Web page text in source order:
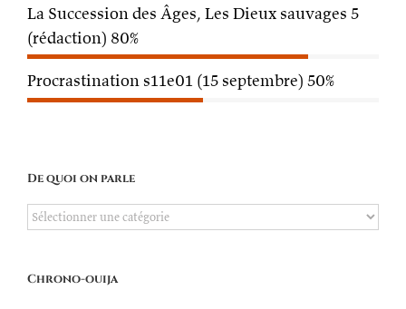
La Succession des Âges, Les Dieux sauvages 5
(rédaction) 80%
Procrastination s11e01 (15 septembre) 50%
De quoi on parle
De
parle
Chrono-ouija